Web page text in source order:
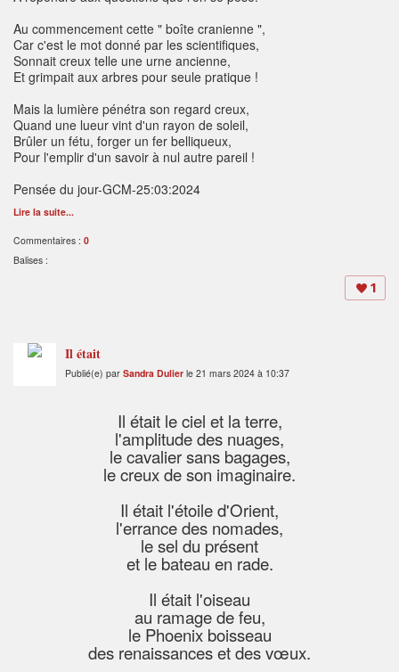
Au commencement cette " boîte cranienne ",
Car c'est le mot donné par les scientifiques,
Sonnait creux telle une urne ancienne,
Et grimpait aux arbres pour seule pratique !
Mais la lumière pénétra son regard creux,
Quand une lueur vint d'un rayon de soleil,
Brûler un fétu, forger un fer belliqueux,
Pour l'emplir d'un savoir à nul autre pareil !
Pensée du jour-GCM-25:03:2024
Lire la suite...
Commentaires : 0
Balises :
1
Il était
Publié(e) par Sandra Dulier le 21 mars 2024 à 10:37
Il était le ciel et la terre,
l'amplitude des nuages,
le cavalier sans bagages,
le creux de son imaginaire.
Il était l'étoile d'Orient,
l'errance des nomades,
le sel du présent
et le bateau en rade.
Il était l'oiseau
au ramage de feu,
le Phoenix boisseau
des renaissances et des vœux.